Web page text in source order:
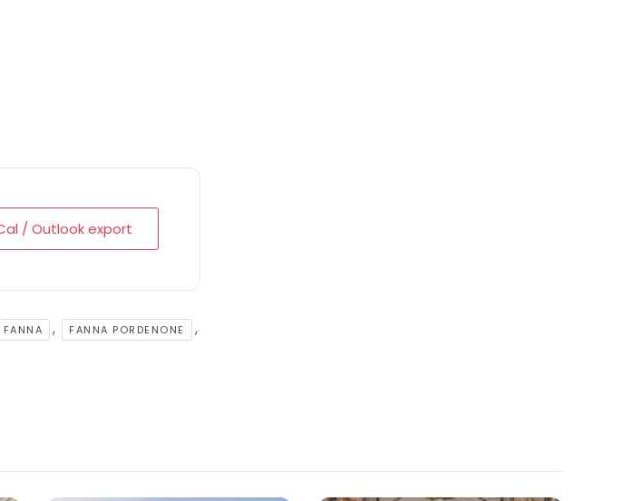
/ Outlook export
FANNA , FANNA PORDENONE ,